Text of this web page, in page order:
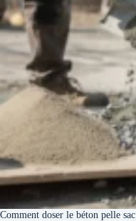
Comment doser le béton pelle